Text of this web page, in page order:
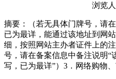
浏览人
摘要：
（若无具体门牌号，请
已为最详，能通过该地址到网
细，按照网站主办者证件上的
号，请在备案信息中备注说明“
写，已为最详”）3．网络购物